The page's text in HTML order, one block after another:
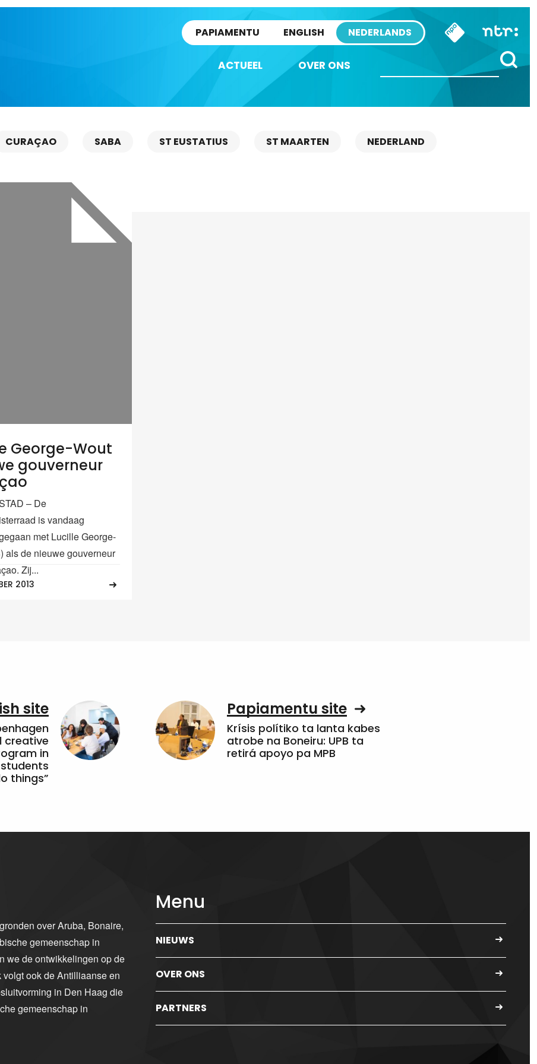
PAPIAMENTU ENGLISH NEDERLANDS
ACTUEEL OVER ONS
CURAÇAO SABA ST EUSTATIUS ST MAARTEN NEDERLAND
George-Wout
gouverneur
– De
is vandaag
met Lucille George-
als de nieuwe gouverneur
Zij...
2013
site
creative
in
things”
Papiamentu site
Krísis polítiko ta lanta kabes
atrobe na Boneiru: UPB ta
retirá apoyo pa MPB
over Aruba, Bonaire,
gemeenschap in
we de ontwikkelingen op de
ook de Antilliaanse en
in Den Haag die
gemeenschap in
Menu
NIEUWS
OVER ONS
PARTNERS